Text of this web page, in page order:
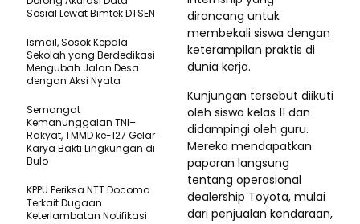
dirancang untuk
membekali siswa dengan
keterampilan praktis di
dunia kerja.
Kunjungan tersebut diikuti
oleh siswa kelas 11 dan
didampingi oleh guru.
Mereka mendapatkan
paparan langsung
tentang operasional
dealership Toyota, mulai
dari penjualan kendaraan,
Sosial Lewat Bimtek DTSEN
Ismail, Sosok Kepala
Sekolah yang Berdedikasi
Mengubah Jalan Desa
dengan Aksi Nyata
Semangat
Kemanunggalan TNI–
Rakyat, TMMD ke-127 Gelar
Karya Bakti Lingkungan di
Bulo
KPPU Periksa NTT Docomo
Terkait Dugaan
Keterlambatan Notifikasi